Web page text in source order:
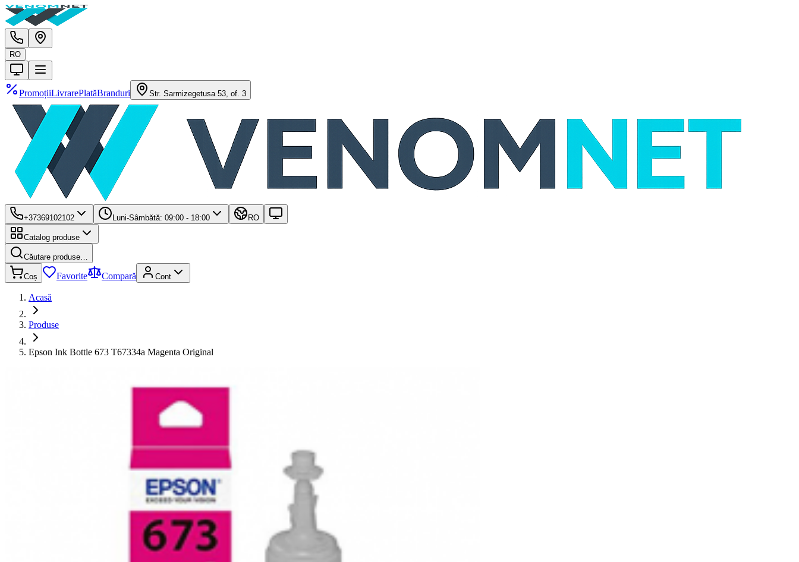
RO
PromoțiiLivrarePlatăBranduri Str. Sarmizegetusa 53, of. 3
+37369102102 Luni-Sâmbătă: 09:00 - 18:00 RO
Catalog produse
Căutare produse…
Coș Favorite Compară Cont
Acasă
Produse
Epson Ink Bottle 673 T67334a Magenta Original